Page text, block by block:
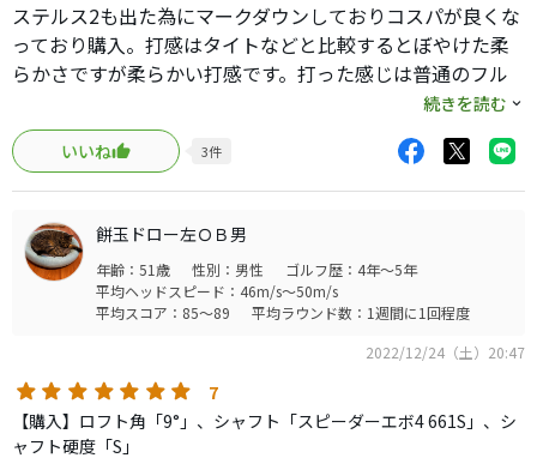
ステルス2も出た為にマークダウンしておりコスパが良くな
っており購入。打感はタイトなどと比較するとぼやけた柔
らかさですが柔らかい打感です。打った感じは普通のフル
チタンのドライバーとまあり変わらない感じです。球が上
がりにくいとの評判ですがへっとスピード40～42程度あれ
ばHDで10.5なら十分上がると思います。スピンはロースピ
ンですが、カットに入れるとすぐにスピン量が増えるので
打点が安定してないと安定したスピン量にはなりにくいと
思います。構えやすさは普通です。
飛距離性能は高く、安定感も打点が大きくずれたりせずな
らある程度は安定すると思います。
続きを読む
いいね
3件
餅玉ドロー左ＯＢ男
年齢：51歳 性別：男性
ゴルフ歴：4年～5年
平均ヘッドスピード：46m/s～50m/s
平均スコア：85～89
平均ラウンド数：1週間に1回程度
2022/12/24（土）20:47
7
【購入】ロフト角「9°」、シャフト「スピーダーエボ4 661S」、シ
ャフト硬度「S」